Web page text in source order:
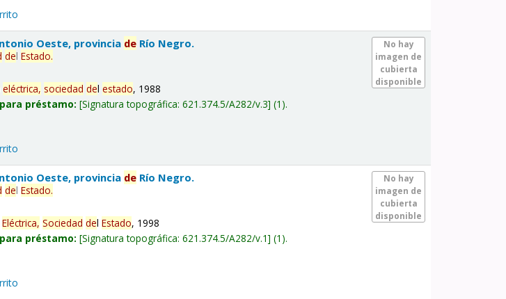
No hay
imagen de
cubierta
disponible
Oeste, provincia de Río Negro.
delEstado.
eléctrica, sociedad delestado, 1988
préstamo: Signatura topográfica:621.374.5/A282/v.3 (1).
No hay
imagen de
cubierta
disponible
Oeste, provincia de Río Negro.
delEstado.
Eléctrica, Sociedad delEstado, 1998
préstamo: Signatura topográfica:621.374.5/A282/v.1 (1).